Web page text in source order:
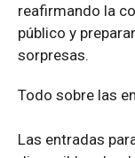
reafirmando la
público y
sorpresas.
Todo sobre las
Las entradas